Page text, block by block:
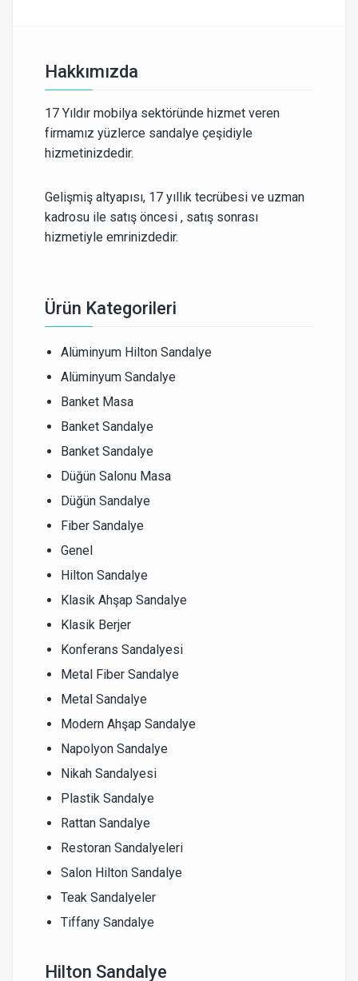
Hakkımızda
17 Yıldır mobilya sektöründe hizmet veren
firmamız yüzlerce sandalye çeşidiyle
hizmetinizdedir.
Gelişmiş altyapısı, 17 yıllık tecrübesi ve uzman
kadrosu ile satış öncesi , satış sonrası
hizmetiyle emrinizdedir.
Ürün Kategorileri
Alüminyum Hilton Sandalye
Alüminyum Sandalye
Banket Masa
Banket Sandalye
Banket Sandalye
Düğün Salonu Masa
Düğün Sandalye
Fiber Sandalye
Genel
Hilton Sandalye
Klasik Ahşap Sandalye
Klasik Berjer
Konferans Sandalyesi
Metal Fiber Sandalye
Metal Sandalye
Modern Ahşap Sandalye
Napolyon Sandalye
Nikah Sandalyesi
Plastik Sandalye
Rattan Sandalye
Restoran Sandalyeleri
Salon Hilton Sandalye
Teak Sandalyeler
Tiffany Sandalye
Hilton Sandalye